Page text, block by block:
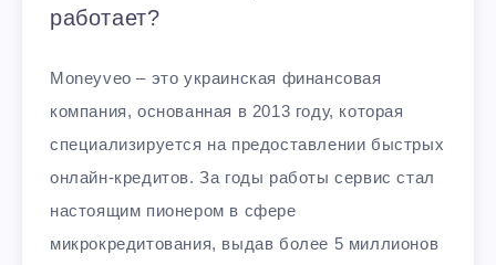
работает?
Moneyveo – это украинская финансовая
компания, основанная в 2013 году, которая
специализируется на предоставлении быстрых
онлайн-кредитов. За годы работы сервис стал
настоящим пионером в сфере
микрокредитования, выдав более 5 миллионов